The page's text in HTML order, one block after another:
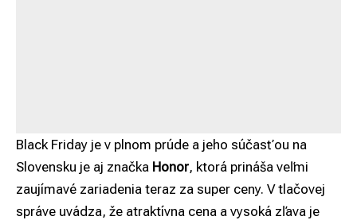
Black Friday je v plnom prúde a jeho súčasťou na
Slovensku je aj značka Honor, ktorá prináša veľmi
zaujímavé zariadenia teraz za super ceny. V tlačovej
správe uvádza, že atraktívna cena a vysoká zľava je